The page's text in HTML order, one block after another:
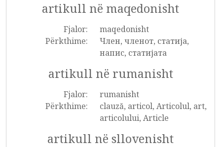
artikull në maqedonisht
Fjalor:
maqedonisht
Përkthime:
Член, членот, статија,
напис, статијата
artikull në rumanisht
Fjalor:
rumanisht
Përkthime:
clauză, articol, Articolul, art,
articolului, Article
artikull në sllovenisht